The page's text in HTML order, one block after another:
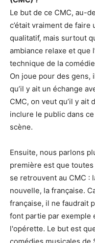
Le but de ce CMC, au-
c’était vraiment de
qualitatif, mais surtout
ambiance relaxe et que
technique de la
On joue pour des gens,
qu’il y ait un échange
CMC, on veut qu’il y ait
inclure le public dans
scène.
Ensuite, nous parlons
première est que
se retrouvent au CMC :
nouvelle, la française.
française, il ne faudrait
font partie par exemple
l'opérette. Le but est